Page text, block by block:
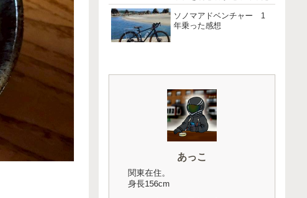
ソノマアドベンチャー 1
年乗った感想
あっこ
関東在住。
身長156cm